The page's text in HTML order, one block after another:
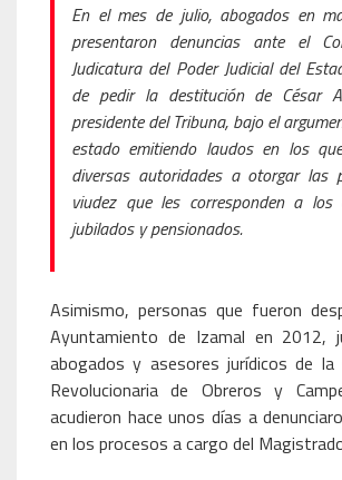
En el mes de julio, abogados en
presentaron denuncias ante el
Judicatura del Poder Judicial del
de pedir la destitución de César
presidente del Tribuna, bajo el
estado emitiendo laudos en los
diversas autoridades a otorgar las
viudez que les corresponden a los
jubilados y pensionados.
Asimismo, personas que fueron
Ayuntamiento de Izamal en 2012,
abogados y asesores jurídicos de la
Revolucionaria de Obreros y
acudieron hace unos días a
en los procesos a cargo del